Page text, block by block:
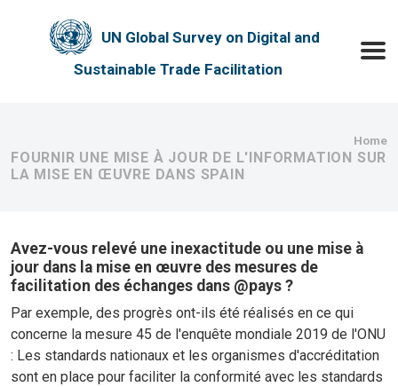
UN Global Survey on Digital and
Sustainable Trade Facilitation
Home
FOURNIR UNE MISE À JOUR DE L'INFORMATION SUR
LA MISE EN ŒUVRE DANS SPAIN
Avez-vous relevé une inexactitude ou une mise à
jour dans la mise en œuvre des mesures de
facilitation des échanges dans @pays ?
Par exemple, des progrès ont-ils été réalisés en ce qui
concerne la mesure 45 de l'enquête mondiale 2019 de l'ONU
: Les standards nationaux et les organismes d'accréditation
sont en place pour faciliter la conformité avec les standards